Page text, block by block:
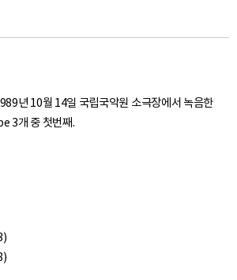
년 10월 14일 국립국악원 소극장에서 녹음한
3개 중 첫번째.